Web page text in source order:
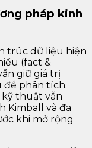
pháp kinh
trúc dữ liệu hiện
(fact &
giữ giá trị
để phân tích.
thuật vẫn
Kimball và đa
khi mở rộng